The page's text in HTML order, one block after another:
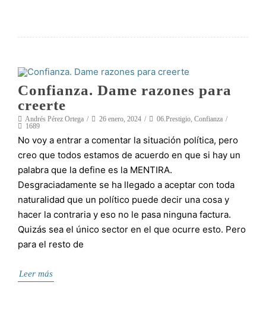
Confianza. Dame razones para
creerte
Andrés Pérez Ortega 26 enero, 2024 06.Prestigio, Confianza
1689
No voy a entrar a comentar la situación política, pero
creo que todos estamos de acuerdo en que si hay un
palabra que la define es la MENTIRA.
Desgraciadamente se ha llegado a aceptar con toda
naturalidad que un político puede decir una cosa y
hacer la contraria y eso no le pasa ninguna factura.
Quizás sea el único sector en el que ocurre esto. Pero
para el resto de
Leer más